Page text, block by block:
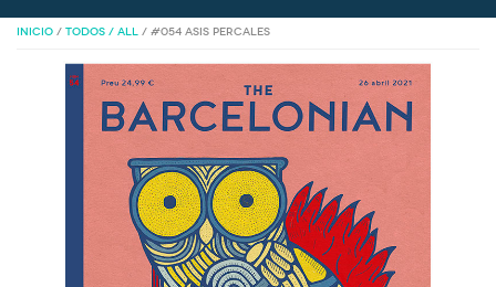
INICIO / TODOS / ALL / #054 ASIS PERCALES